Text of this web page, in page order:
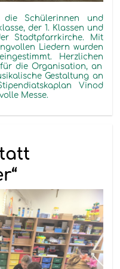
die Schülerinnen und
der 1. Klassen und
Stadtpfarrkirche. Mit
Liedern wurden
eingestimmt. Herzlichen
für die Organisation, an
Gestaltung an
Vinod
Messe.